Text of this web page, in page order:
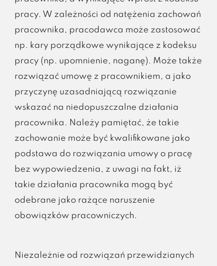
pracy. W zależności od natężenia zachowań
pracownika, pracodawca może zastosować
np. kary porządkowe wynikające z kodeksu
pracy (np. upomnienie, naganę). Może także
rozwiązać umowę z pracownikiem, a jako
przyczynę uzasadniającą rozwiązanie
wskazać na niedopuszczalne działania
pracownika. Należy pamiętać, że takie
zachowanie może być kwalifikowane jako
podstawa do rozwiązania umowy o pracę
bez wypowiedzenia, z uwagi na fakt, iż
takie działania pracownika mogą być
odebrane jako rażące naruszenie
obowiązków pracowniczych.
Niezależnie od rozwiązań przewidzianych